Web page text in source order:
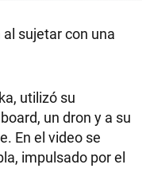
sujetar con una
utilizó su
un dron y a su
En el video se
impulsado por el